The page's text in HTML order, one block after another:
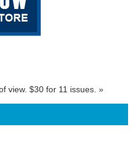
view. $30 for 11 issues. »